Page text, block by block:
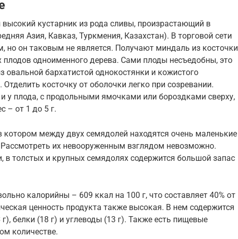
кустарник из рода сливы, произрастающий в
Азия, Кавказ, Туркмения, Казахстан). В торговой сети
но он таковым не является. Получают миндаль из косточки
одноименного дерева. Сами плоды несъедобны, это
овальной бархатистой однокостянки и кожистого
косточку от оболочки легко при созревании.
у плода, с продольными ямочками или бороздками сверху,
– от 1 до 5 г.
котором между двух семядолей находятся очень маленькие
их невооруженным взглядом невозможно.
в толстых и крупных семядолях содержится большой запас
калорийны – 609 ккал на 100 г, что составляет 40% от
ценность продукта также высокая. В нем содержится
белки (18 г) и углеводы (13 г). Также есть пищевые
количестве.